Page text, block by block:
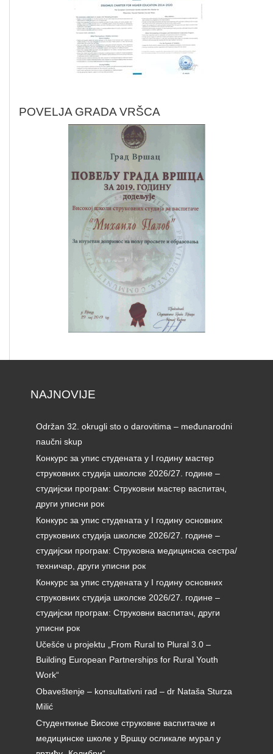
POVELJA GRADA VRŠCA
NAJNOVIJE
Održan 32. okrugli sto o darovitima – međunarodni
naučni skup
Конкурс за упис студената у I годину мастер
струковних студија школске 2026/27. године –
студијски програм: Струковни мастер васпитач,
други уписни рок
Конкурс за упис студената у I годину основних
струковних студија школске 2026/27. године –
студијски програм: Струковна медицинска сестра/
техничар, други уписни рок
Конкурс за упис студената у I годину основних
струковних студија школске 2026/27. године –
студијски програм: Струковни васпитач, други
уписни рок
Učešće u projektu „From Rural to Plural 3.0 –
Building European Partnerships for Rural Youth
Work“
Obaveštenje – konsultativni rad – dr Nataša Sturza
Milić
Студенткиње Високе струковне васпитачке и
медицинске школе у Вршцу осликале мурал у